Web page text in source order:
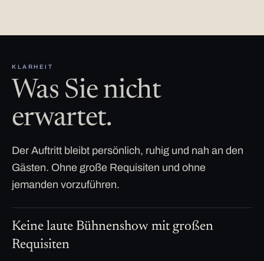
KLARHEIT
Was Sie nicht
erwartet.
Der Auftritt bleibt persönlich, ruhig und nah an den
Gästen. Ohne große Requisiten und ohne
jemanden vorzuführen.
Keine laute Bühnenshow mit großen
Requisiten